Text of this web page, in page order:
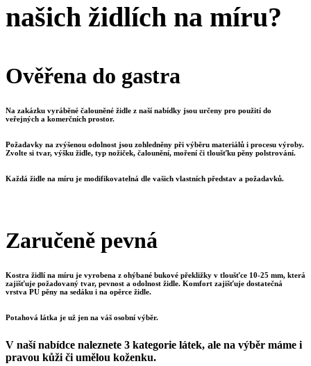
našich židlích na míru?
Ověřena do gastra
Na zakázku vyráběné čalouněné židle z naší nabídky jsou určeny pro použití do
veřejných a komerčních prostor.
Požadavky na zvýšenou odolnost jsou zohledněny při výběru materiálů i procesu výroby.
Zvolte si tvar, výšku židle, typ nožiček, čalounění, moření či tloušťku pěny polstrování.
Každá židle na míru je modifikovatelná dle vašich vlastních představ a požadavků.
Zaručeně pevná
Kostra židlí na míru je vyrobena z ohýbané bukové překližky v tloušťce 10-25 mm, která
zajišťuje požadovaný tvar, pevnost a odolnost židle. Komfort zajišťuje dostatečná
vrstva PU pěny na sedáku i na opěrce židle.
Potahová látka je už jen na váš osobní výběr.
V naší nabídce naleznete 3 kategorie látek, ale na výběr máme i
pravou kůži či umělou koženku.